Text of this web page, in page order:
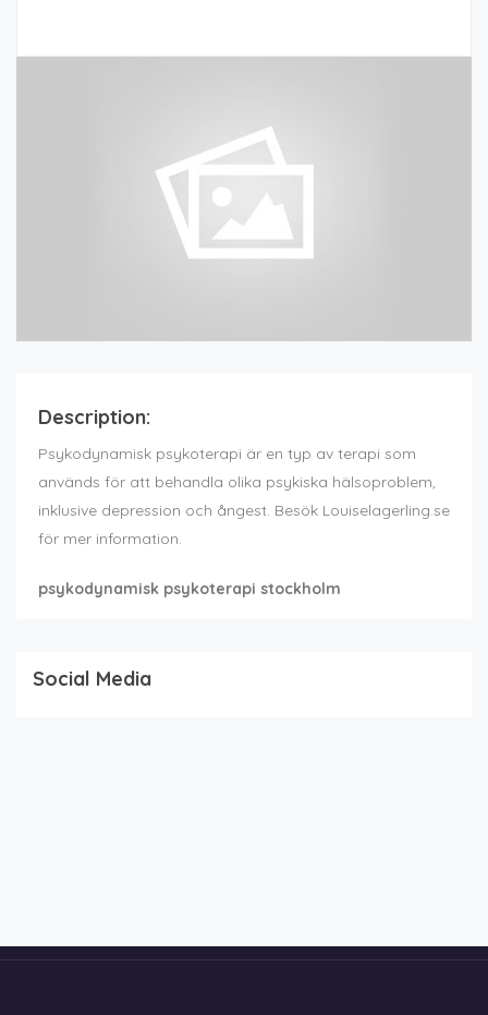
Description:
Psykodynamisk psykoterapi är en typ av terapi som
används för att behandla olika psykiska hälsoproblem,
inklusive depression och ångest. Besök Louiselagerling.se
för mer information.
psykodynamisk psykoterapi stockholm
Social Media